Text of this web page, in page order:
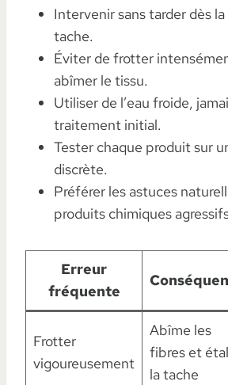
Intervenir sans tarder dès
tache.
Éviter de frotter
abîmer le tissu.
Utiliser de l’eau froide,
traitement initial.
Tester chaque produit sur
discrète.
Préférer les astuces
produits chimiques
Erreur
fréquente
Frotter
vigoureusement
Abîme les
fibres et
la tache